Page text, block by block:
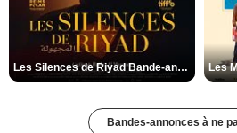
Les Silences de Riyad Bande-annonce VO STFR
Bandes-annonces à ne